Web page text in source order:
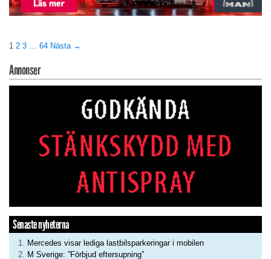
1 2 3 64 Nästa →
Annonser
Senaste nyheterna
Mercedes visar lediga lastbilsparkeringar i mobilen
M Sverige: ”Förbjud eftersupning”